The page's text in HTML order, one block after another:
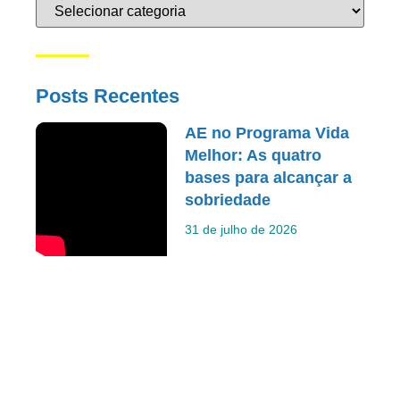
Posts Recentes
AE no Programa Vida
Melhor: As quatro
bases para alcançar a
sobriedade
31 de julho de 2026